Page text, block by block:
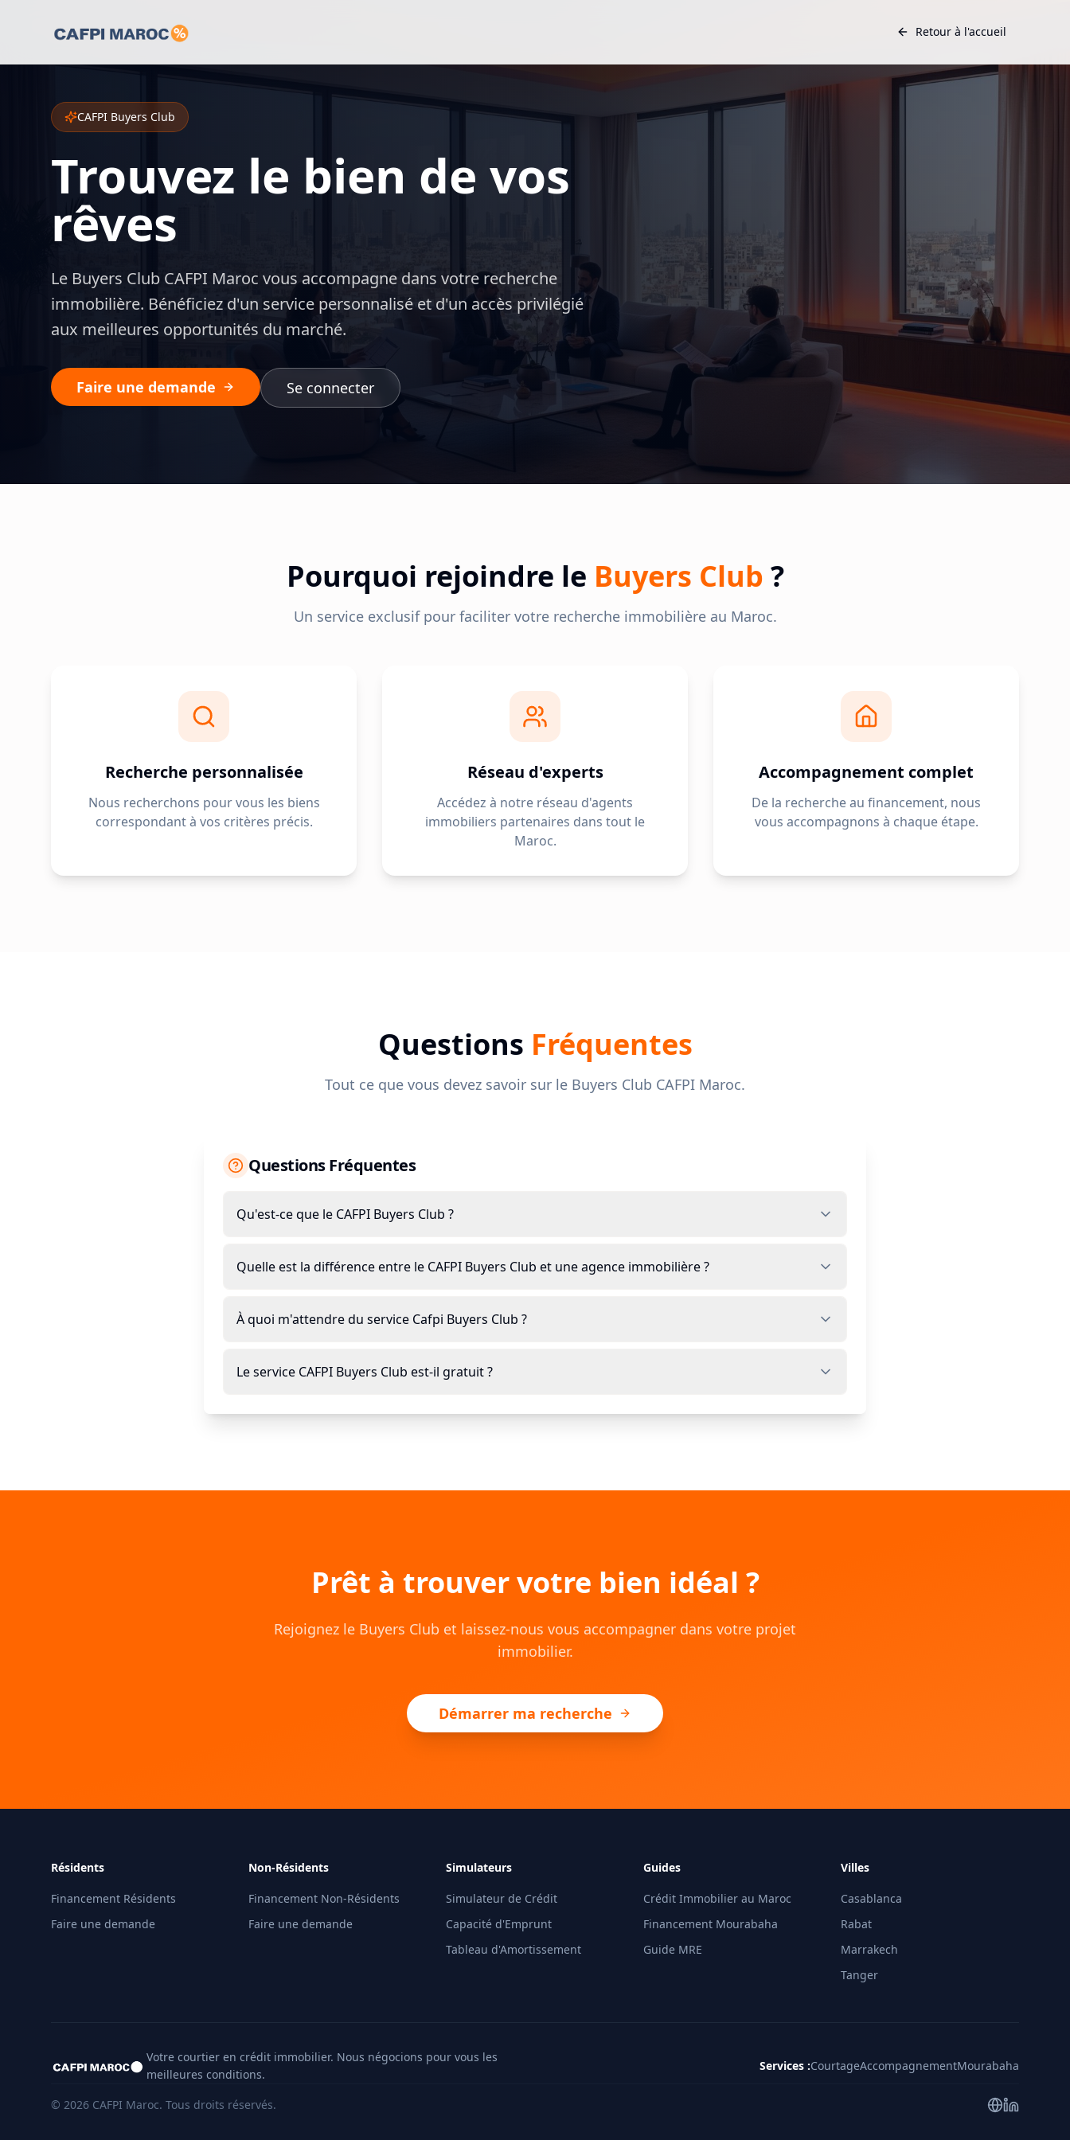
Retour à l'accueil
CAFPI Buyers Club
Trouvez le bien de vos
rêves
Le Buyers Club CAFPI Maroc vous accompagne dans votre recherche
immobilière. Bénéficiez d'un service personnalisé et d'un accès privilégié
aux meilleures opportunités du marché.
Faire une demande Se connecter
Pourquoi rejoindre le Buyers Club ?
Un service exclusif pour faciliter votre recherche immobilière au Maroc.
Recherche personnalisée
Nous recherchons pour vous les biens
correspondant à vos critères précis.
Réseau d'experts
Accédez à notre réseau d'agents
immobiliers partenaires dans tout le
Maroc.
Accompagnement complet
De la recherche au financement, nous
vous accompagnons à chaque étape.
Questions Fréquentes
Tout ce que vous devez savoir sur le Buyers Club CAFPI Maroc.
Questions Fréquentes
Qu'est-ce que le CAFPI Buyers Club ?
Quelle est la différence entre le CAFPI Buyers Club et une agence immobilière ?
À quoi m'attendre du service Cafpi Buyers Club ?
Le service CAFPI Buyers Club est-il gratuit ?
Prêt à trouver votre bien idéal ?
Rejoignez le Buyers Club et laissez-nous vous accompagner dans votre projet
immobilier.
Démarrer ma recherche
Résidents
Financement Résidents
Faire une demande
Non-Résidents
Financement Non-Résidents
Faire une demande
Simulateurs
Simulateur de Crédit
Capacité d'Emprunt
Tableau d'Amortissement
Guides
Crédit Immobilier au Maroc
Financement Mourabaha
Guide MRE
Villes
Casablanca
Rabat
Marrakech
Tanger
Votre courtier en crédit immobilier. Nous négocions pour vous les
meilleures conditions.
Services :CourtageAccompagnementMourabaha
© 2026 CAFPI Maroc. Tous droits réservés.